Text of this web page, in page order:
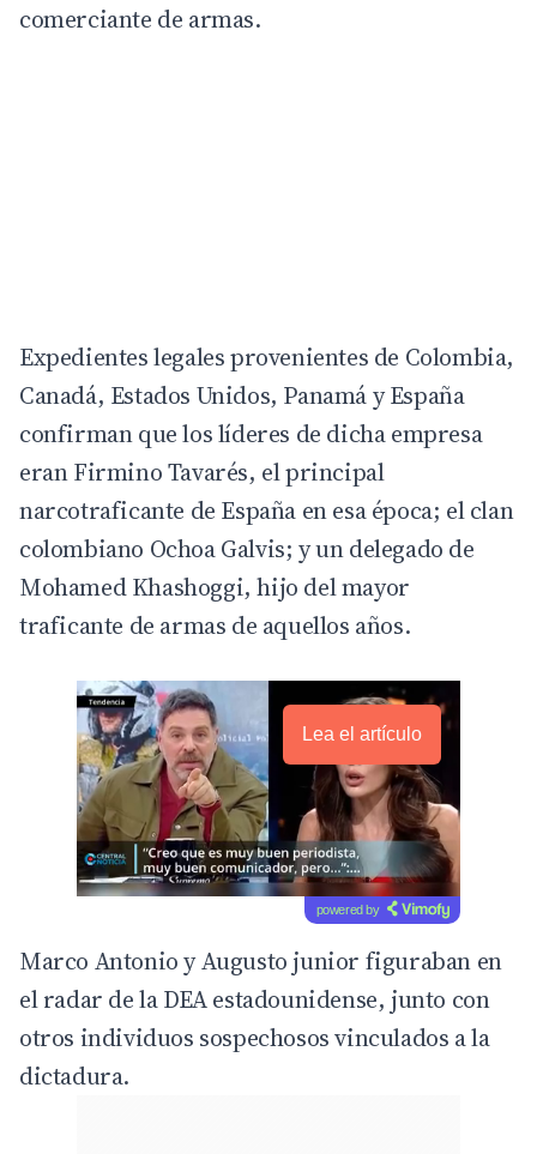
comerciante de armas.
Expedientes legales provenientes de Colombia,
Canadá, Estados Unidos, Panamá y España
confirman que los líderes de dicha empresa
eran Firmino Tavarés, el principal
narcotraficante de España en esa época; el clan
colombiano Ochoa Galvis; y un delegado de
Mohamed Khashoggi, hijo del mayor
traficante de armas de aquellos años.
Lea el artículo
powered by
Marco Antonio y Augusto junior figuraban en
el radar de la DEA estadounidense, junto con
otros individuos sospechosos vinculados a la
dictadura.